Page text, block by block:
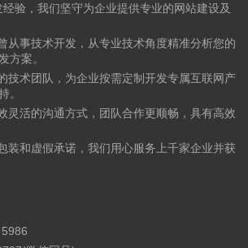
验，我们坚守为企业提供专业的网站建设及
从事技术开发，从专业技术角度精准分析您的
方案。
技术团队，为企业按需定制开发专属互联网产
。
灵活的沟通方式，团队合作更顺畅，具有高效
装和虚假承诺，我们用心服务上千家企业并获